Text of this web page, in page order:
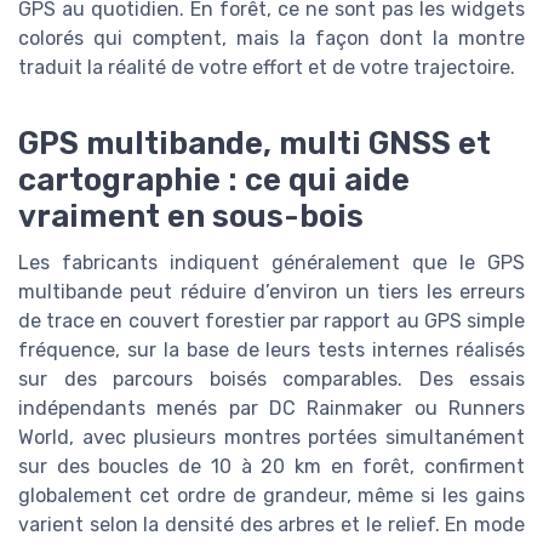
GPS au quotidien. En forêt, ce ne sont pas les widgets
colorés qui comptent, mais la façon dont la montre
traduit la réalité de votre effort et de votre trajectoire.
GPS multibande, multi GNSS et
cartographie : ce qui aide
vraiment en sous-bois
Les fabricants indiquent généralement que le GPS
multibande peut réduire d’environ un tiers les erreurs
de trace en couvert forestier par rapport au GPS simple
fréquence, sur la base de leurs tests internes réalisés
sur des parcours boisés comparables. Des essais
indépendants menés par DC Rainmaker ou Runners
World, avec plusieurs montres portées simultanément
sur des boucles de 10 à 20 km en forêt, confirment
globalement cet ordre de grandeur, même si les gains
varient selon la densité des arbres et le relief. En mode